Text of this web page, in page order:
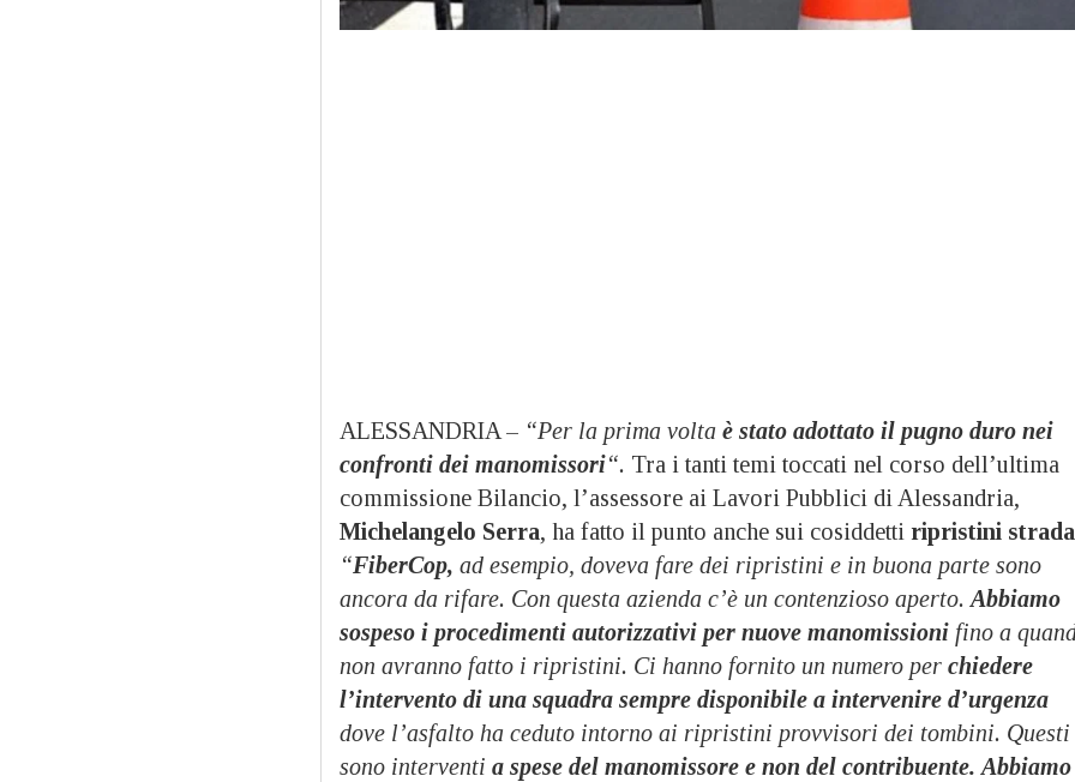
ALESSANDRIA – “Per la prima volta è stato adottato il pugno duro nei
confronti dei manomissori“. Tra i tanti temi toccati nel corso dell’ultima
commissione Bilancio, l’assessore ai Lavori Pubblici di Alessandria,
Michelangelo Serra, ha fatto il punto anche sui cosiddetti ripristini
“FiberCop, ad esempio, doveva fare dei ripristini e in buona parte sono
ancora da rifare. Con questa azienda c’è un contenzioso aperto. Abbiamo
sospeso i procedimenti autorizzativi per nuove manomissioni fino a
non avranno fatto i ripristini. Ci hanno fornito un numero per chiedere
l’intervento di una squadra sempre disponibile a intervenire d’urgenza
dove l’asfalto ha ceduto intorno ai ripristini provvisori dei tombini. Questi
sono interventi a spese del manomissore e non del contribuente. Abbiamo